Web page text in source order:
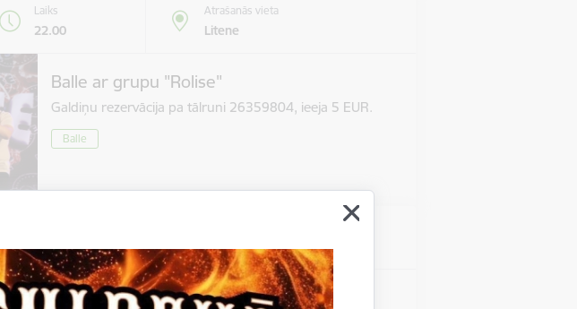
Laiks
22.00
Atrašanās vieta
Litene
Balle ar grupu "Rolise"
Galdiņu rezervācija pa tālruni 26359804, ieeja 5 EUR.
Balle
16.00 Gulbenes kultūras centrs
Filma "Janvāris"